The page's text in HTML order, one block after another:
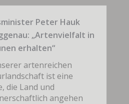
Peter Hauk
„Artenvielfalt in
erhalten“
artenreichen
ist eine
die Land und
angehen